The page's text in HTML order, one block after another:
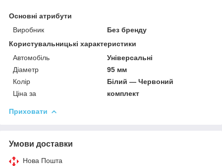
Основні атрибути
Виробник
Без бренду
Користувальницькі характеристики
Автомобіль
Універсальні
Діаметр
95 мм
Колір
Білий — Червоний
Ціна за
комплект
Приховати
Умови доставки
Нова Пошта